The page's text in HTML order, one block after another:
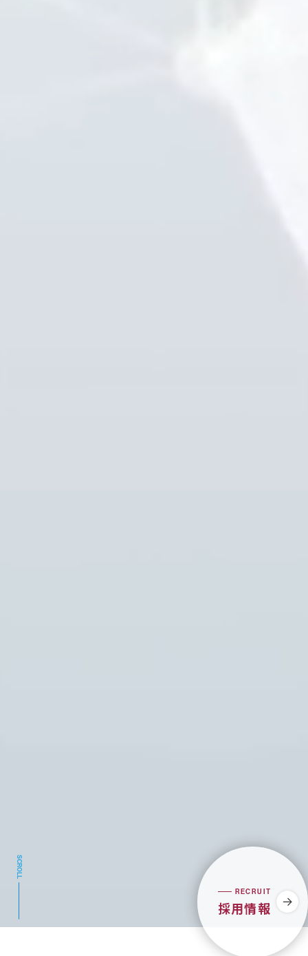
RECRUIT
採用情報
SCROLL